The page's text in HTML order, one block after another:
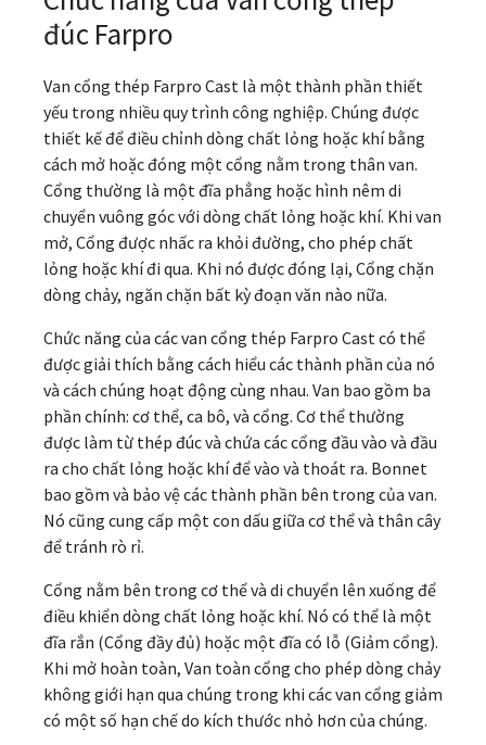
đúc Farpro
Van cổng thép Farpro Cast là một thành phần thiết
yếu trong nhiều quy trình công nghiệp. Chúng được
thiết kế để điều chỉnh dòng chất lỏng hoặc khí bằng
cách mở hoặc đóng một cổng nằm trong thân van.
Cổng thường là một đĩa phẳng hoặc hình nêm di
chuyển vuông góc với dòng chất lỏng hoặc khí. Khi van
mở, Cổng được nhấc ra khỏi đường, cho phép chất
lỏng hoặc khí đi qua. Khi nó được đóng lại, Cổng chặn
dòng chảy, ngăn chặn bất kỳ đoạn văn nào nữa.
Chức năng của các van cổng thép Farpro Cast có thể
được giải thích bằng cách hiểu các thành phần của nó
và cách chúng hoạt động cùng nhau. Van bao gồm ba
phần chính: cơ thể, ca bô, và cổng. Cơ thể thường
được làm từ thép đúc và chứa các cổng đầu vào và đầu
ra cho chất lỏng hoặc khí để vào và thoát ra. Bonnet
bao gồm và bảo vệ các thành phần bên trong của van.
Nó cũng cung cấp một con dấu giữa cơ thể và thân cây
để tránh rò rỉ.
Cổng nằm bên trong cơ thể và di chuyển lên xuống để
điều khiển dòng chất lỏng hoặc khí. Nó có thể là một
đĩa rắn (Cổng đầy đủ) hoặc một đĩa có lỗ (Giảm cổng).
Khi mở hoàn toàn, Van toàn cổng cho phép dòng chảy
không giới hạn qua chúng trong khi các van cổng giảm
có một số hạn chế do kích thước nhỏ hơn của chúng.